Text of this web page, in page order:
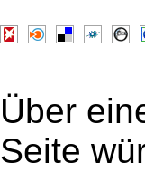
Über
Seite